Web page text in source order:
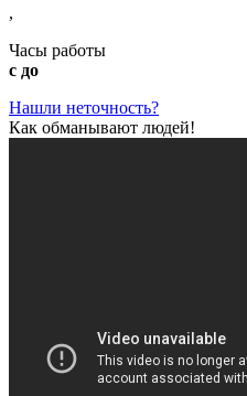
,
Часы работы
с до
Нашли неточность?
Как обманывают людей!